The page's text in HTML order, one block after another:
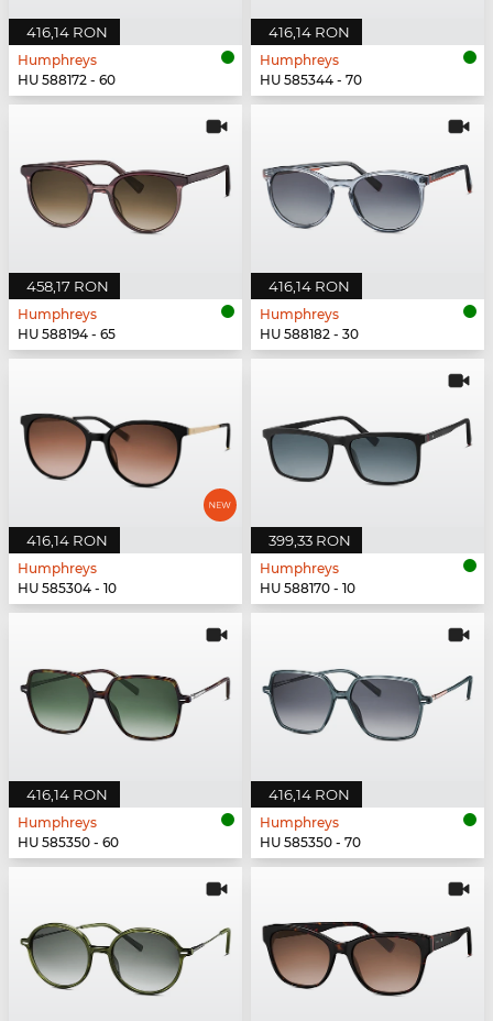
416,14 RON
Humphreys
HU 588172 - 60
416,14 RON
Humphreys
HU 585344 - 70
458,17 RON
Humphreys
HU 588194 - 65
416,14 RON
Humphreys
HU 588182 - 30
416,14 RON
Humphreys
HU 585304 - 10
399,33 RON
Humphreys
HU 588170 - 10
416,14 RON
Humphreys
HU 585350 - 60
416,14 RON
Humphreys
HU 585350 - 70